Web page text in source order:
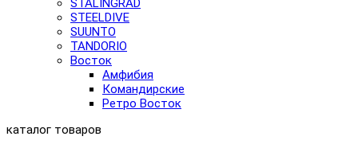
STALINGRAD
STEELDIVE
SUUNTO
TANDORIO
Восток
Амфибия
Командирские
Ретро Восток
каталог товаров